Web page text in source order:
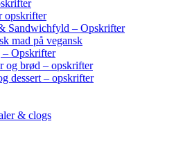
opskrifter
Sandwichfyld – Opskrifter
mad på vegansk
– Opskrifter
og brød – opskrifter
dessert – opskrifter
& clogs